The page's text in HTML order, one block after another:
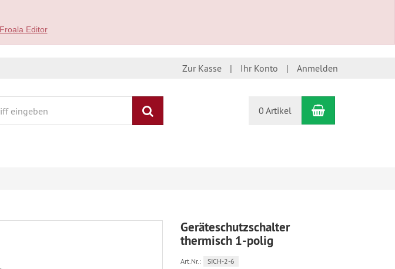
Froala Editor
Zur Kasse Ihr Konto Anmelden
0 Artikel Warenkorb
Geräteschutzschalter
thermisch 1-polig
Art.Nr.: SICH-2-6